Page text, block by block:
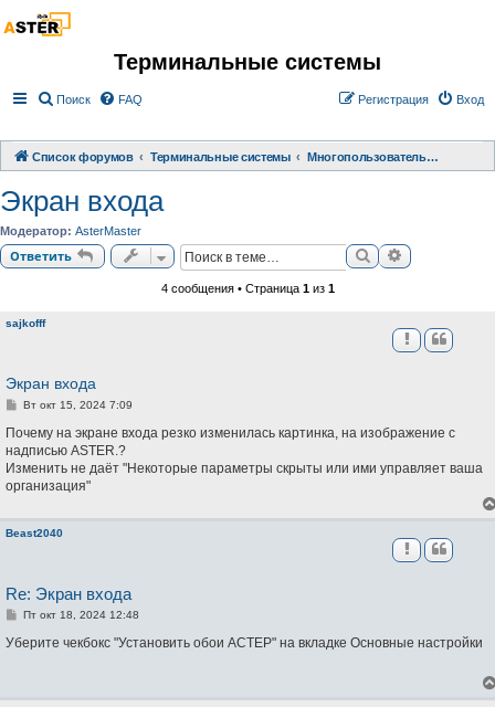
Терминальные системы
Поиск FAQ Вход
Регистрация
Список форумов Терминальные системы Многопользовательское расширение АСТЕР
Экран входа
Модератор: AsterMaster
Ответить Поиск
4 сообщения • Страница 1из 1
sajkofff
Экран входа
С
о
щ
е
н
Вт окт 15, 2024 7:09
Почему на экране входа резко изменилась картинка, на изображение с
надписью ASTER.?
Изменить не даёт "Некоторые параметры скрыты или ими управляет ваша
организация"
Beast2040
Re: Экран входа
С
о
Пт окт 18, 2024 12:48
Уберите чекбокс "Установить обои АСТЕР" на вкладке Основные настройки